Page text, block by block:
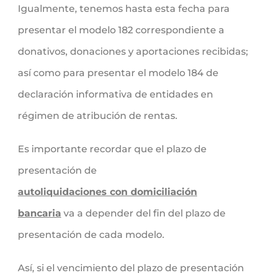
Igualmente, tenemos hasta esta fecha para
presentar el modelo 182 correspondiente a
donativos, donaciones y aportaciones recibidas;
así como para presentar el modelo 184 de
declaración informativa de entidades en
régimen de atribución de rentas.
Es importante recordar que el plazo de
presentación de
autoliquidaciones con domiciliación
bancaria va a depender del fin del plazo de
presentación de cada modelo.
Así, si el vencimiento del plazo de presentación